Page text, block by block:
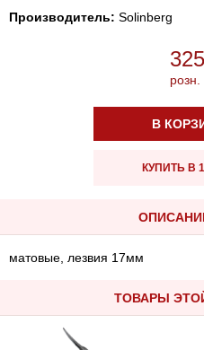
Производитель: Solinberg
325
В
КУПИТЬ В
матовые, лезвия 17мм
ТОВАРЫ